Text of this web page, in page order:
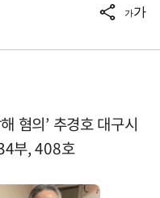
가가
혐의’ 추경호 대구시
부, 408호